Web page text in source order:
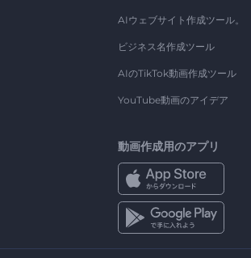
AIウェブサイト作成ツール。
ビジネス名作成ツール
AIのTikTok動画作成ツール
YouTube動画のアイデア
動画作成用のアプリ